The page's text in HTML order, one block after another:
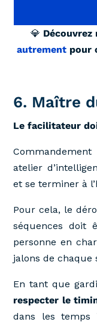
💎 Découvrez
autrementpour
6. Maître
Le facilitateur
atelier
et se terminer à
Pour cela, le
séquences doit
personne en
jalons de chaque
En tant que
respecter le
dans les